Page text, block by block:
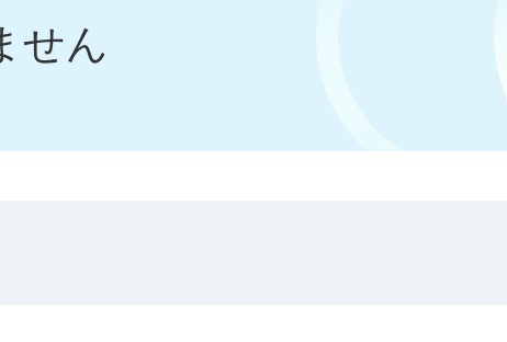
せん